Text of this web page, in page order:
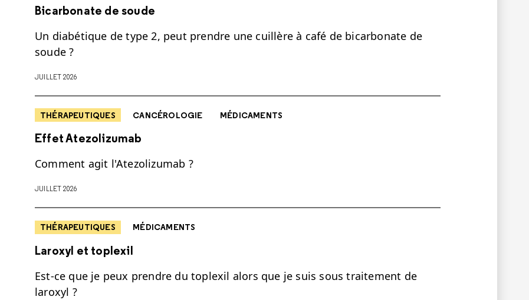
Bicarbonate de soude
Un diabétique de type 2, peut prendre une cuillère à café de bicarbonate de
soude ?
JUILLET 2026
THÉRAPEUTIQUES CANCÉROLOGIE MÉDICAMENTS
Effet Atezolizumab
Comment agit l'Atezolizumab ?
JUILLET 2026
THÉRAPEUTIQUES MÉDICAMENTS
Laroxyl et toplexil
Est-ce que je peux prendre du toplexil alors que je suis sous traitement de
laroxyl ?